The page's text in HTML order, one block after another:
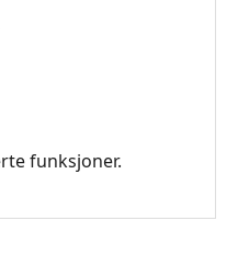
funksjoner.